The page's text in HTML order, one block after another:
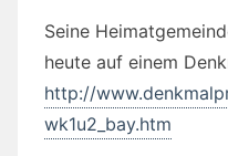
Seine
heute auf einem
http://
wk1u2_bay.htm